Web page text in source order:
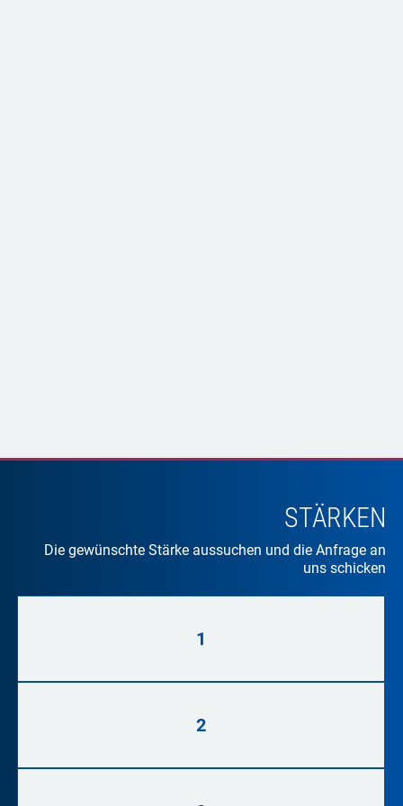
STÄRKEN
Die gewünschte Stärke aussuchen und die Anfrage an
uns schicken
1
2